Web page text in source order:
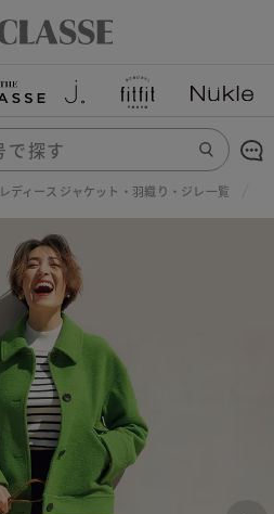
レディース ジャケット・羽織り・ジレ一覧